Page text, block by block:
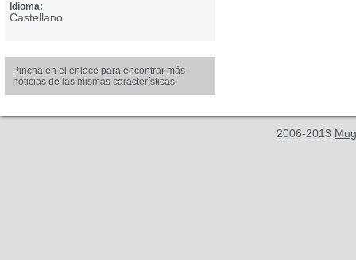
Idioma:
Castellano
Pincha en el enlace para encontrar más
noticias de las mismas características.
2006-2013